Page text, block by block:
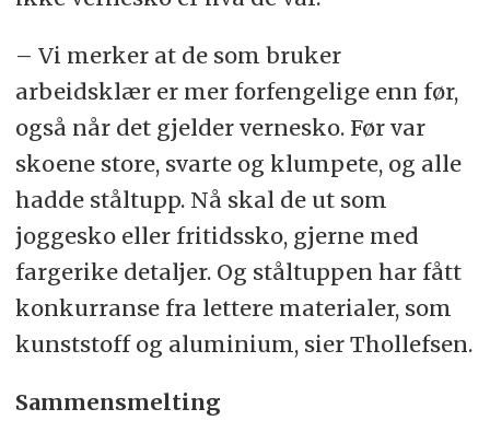
– Vi merker at de som bruker
arbeidsklær er mer forfengelige enn før,
også når det gjelder vernesko. Før var
skoene store, svarte og klumpete, og alle
hadde ståltupp. Nå skal de ut som
joggesko eller fritidssko, gjerne med
fargerike detaljer. Og ståltuppen har fått
konkurranse fra lettere materialer, som
kunststoff og aluminium, sier Thollefsen.
Sammensmelting